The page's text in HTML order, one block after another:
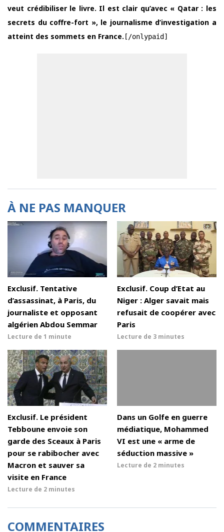
veut crédibiliser le livre. Il est clair qu’avec « Qatar : les
secrets du coffre-fort », le journalisme d’investigation a
atteint des sommets en France. [/onlypaid]
À NE PAS MANQUER
Exclusif. Tentative
d’assassinat, à Paris, du
journaliste et opposant
algérien Abdou Semmar
Lecture de 1 minute
Exclusif. Coup d’Etat au
Niger : Alger savait mais
refusait de coopérer avec
Paris
Lecture de 3 minutes
Exclusif. Le président
Tebboune envoie son
garde des Sceaux à Paris
pour se rabibocher avec
Macron et sauver sa
visite en France
Lecture de 2 minutes
Dans un Golfe en guerre
médiatique, Mohammed
VI est une « arme de
séduction massive »
Lecture de 2 minutes
COMMENTAIRES